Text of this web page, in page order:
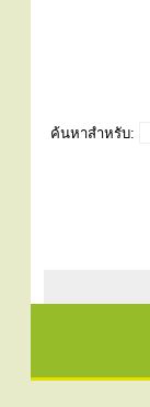
ค้นหาสำหรับ: